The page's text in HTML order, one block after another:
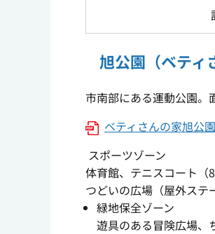
旭公園（ベティ
市南部にある運動公園。
ベティさんの家旭公
スポーツゾーン
体育館、テニスコート（
つどいの広場（屋外ステ
緑地保全ゾーン
遊具のある冒険広場、